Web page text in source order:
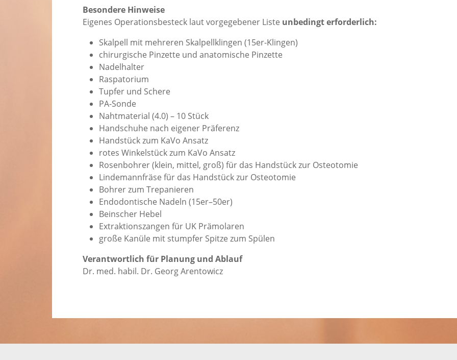
Besondere Hinweise
Eigenes Operationsbesteck laut vorgegebener Liste unbedingt erforderlich:
Skalpell mit mehreren Skalpellklingen (15er-Klingen)
chirurgische Pinzette und anatomische Pinzette
Nadelhalter
Raspatorium
Tupfer und Schere
PA-Sonde
Nahtmaterial (4.0) – 10 Stück
Handschuhe nach eigener Präferenz
Handstück zum KaVo Ansatz
rotes Winkelstück zum KaVo Ansatz
Rosenbohrer (klein, mittel, groß) für das Handstück zur Osteotomie
Lindemannfräse für das Handstück zur Osteotomie
Bohrer zum Trepanieren
Endodontische Nadeln (15er–50er)
Beinscher Hebel
Extraktionszangen für UK Prämolaren
große Kanüle mit stumpfer Spitze zum Spülen
Verantwortlich für Planung und Ablauf
Dr. med. habil. Dr. Georg Arentowicz